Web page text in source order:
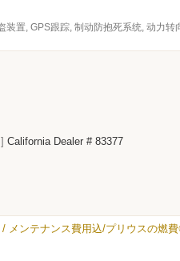
装置, GPS跟踪, 制动防抱死系统, 动力转
California Dealer # 83377
ンテナンス費用込/プリウスの燃